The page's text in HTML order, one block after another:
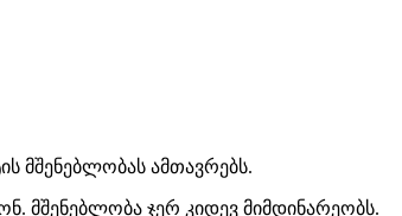
მშენებლობას ამთავრებს.
მშენებლობა ჯერ კიდევ მიმდინარეობს.